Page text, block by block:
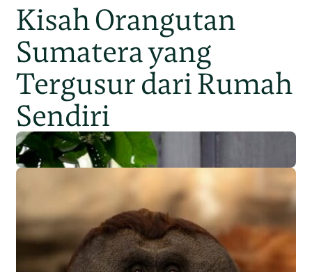
Kisah Orangutan
Sumatera yang
Tergusur dari Rumah
Sendiri